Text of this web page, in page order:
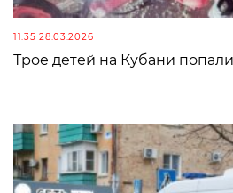
11:35 28.03.2026
Трое детей на Кубани